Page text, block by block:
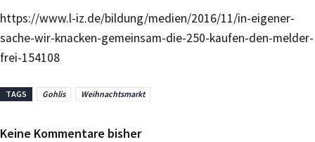
https://www.l-iz.de/bildung/medien/2016/11/in-eigener-
sache-wir-knacken-gemeinsam-die-250-kaufen-den-melder-
frei-154108
TAGS Gohlis Weihnachtsmarkt
Keine Kommentare bisher